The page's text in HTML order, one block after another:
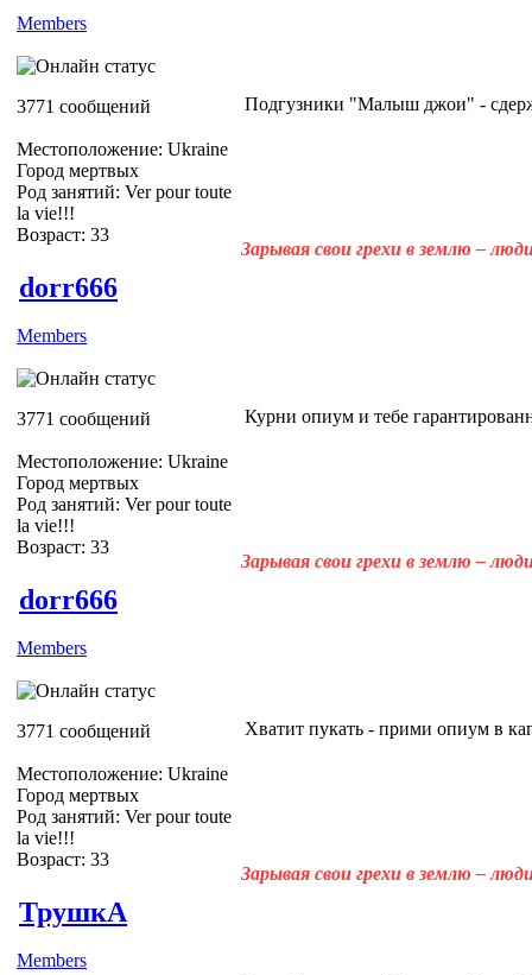
Members
3771 сообщений
Местоположение: Ukraine
Город мертвых
Род занятий: Ver pour toute
la vie!!!
Возраст: 33
Подгузники "Малыш джои" -
Зарывая свои грехи в землю –
dorr666
Members
3771 сообщений
Местоположение: Ukraine
Город мертвых
Род занятий: Ver pour toute
la vie!!!
Возраст: 33
Курни опиум и тебе
Зарывая свои грехи в землю –
dorr666
Members
3771 сообщений
Местоположение: Ukraine
Город мертвых
Род занятий: Ver pour toute
la vie!!!
Возраст: 33
Хватит пукать - прими опиум в
Зарывая свои грехи в землю –
ТрушкА
Members